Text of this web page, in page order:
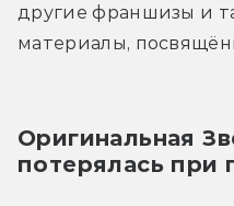
другие франшизы и
материалы,
Оригинальная
потерялась при